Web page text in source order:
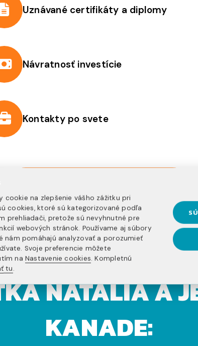
Uznávané certifikáty a diplomy
Návratnosť investície
Kontakty po svete
NATÁLIA A
KANADE:
cookie na zlepšenie vášho zážitku pri
cookies, ktoré sú kategorizované podľa
prehliadači, pretože sú nevyhnutné pre
webových stránok. Používame aj súbory
nám pomáhajú analyzovať a porozumieť
Svoje preferencie môžete
naNastavenie cookies. Kompletnú
tu.